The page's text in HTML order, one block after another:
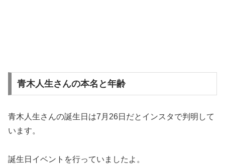
青木人生さんの本名と年齢
青木人生さんの誕生日は7月26日だとインスタで判明して
います。
誕生日イベントを行っていましたよ。